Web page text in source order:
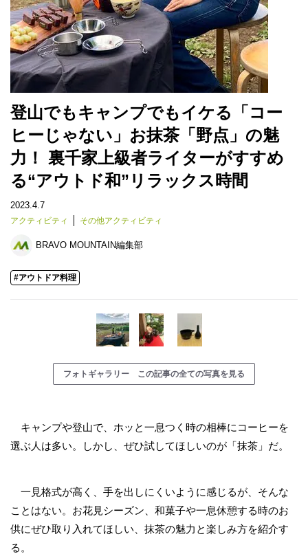
登山でもキャンプでもイケる「コー
ヒーじゃない」お抹茶「野点」の魅
力！ 裏千家上級者ライターがすすめ
る“アウトド和”リラックス時間
2023.4.7
アクティビティ その他アクティビティ
BRAVO MOUNTAIN編集部
#アウトドア料理
フォトギャラリー この記事の全ての写真を見る
キャンプや登山で、ホッと一息つく時の相棒にコーヒーを
選ぶ人は多い。しかし、ぜひ試してほしいのが「抹茶」だ。
一見格式が高く、手を出しにくいように感じるが、そんな
ことはない。お花見シーズン、和菓子や一息休憩する時のお
供にぜひ取り入れてほしい、抹茶の魅力と楽しみ方を紹介す
る。